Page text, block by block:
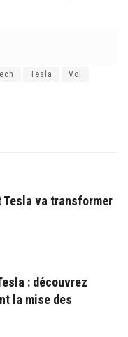
Tesla Vol
Tesla va transformer
: découvrez
la mise des